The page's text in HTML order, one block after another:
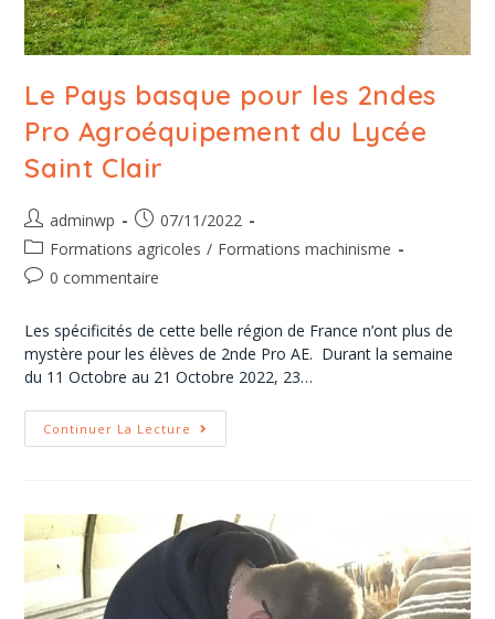
Le Pays basque pour les 2ndes
Pro Agroéquipement du Lycée
Saint Clair
adminwp
07/11/2022
Formations agricoles / Formations machinisme
0 commentaire
Les spécificités de cette belle région de France n’ont plus de
mystère pour les élèves de 2nde Pro AE. Durant la semaine
du 11 Octobre au 21 Octobre 2022, 23…
Continuer La Lecture